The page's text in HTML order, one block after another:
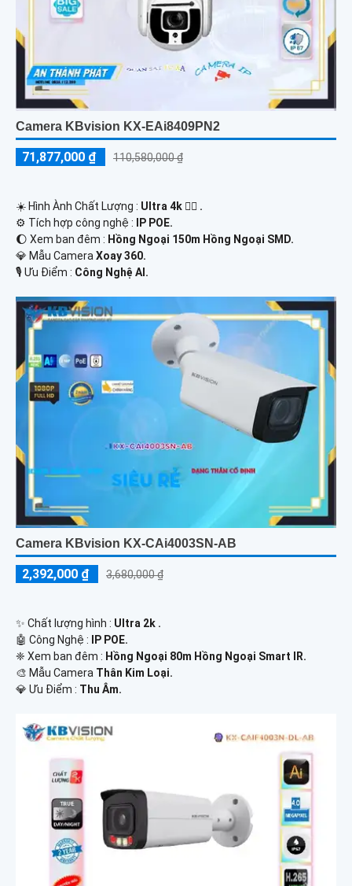
Camera KBvision KX-EAi8409PN2
71,877,000 ₫ 110,580,000 ₫
☀️ Hình Ành Chất Lượng : Ultra 4k 👍🏾 .
⚙ Tích hợp công nghệ :
IP POE.
🌔 Xem ban đêm : Hồng Ngoại 150m Hồng Ngoại SMD.
💎 Mẫu Camera Xoay 360.
️🎙 Ưu Điểm : Công Nghệ AI.
Camera KBvision KX-CAi4003SN-AB
2,392,000 ₫ 3,680,000 ₫
✨ Chất lượng hình : Ultra 2k .
🤖️ Công Nghệ :
IP POE.
❈ Xem ban đêm : Hồng Ngoại 80m Hồng Ngoại Smart IR.
🎨 Mẫu Camera Thân Kim Loại.
️💎 Ưu Điểm : Thu Âm.